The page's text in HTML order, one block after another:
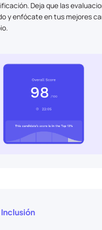
Deja que las
y enfócate en tus mejores